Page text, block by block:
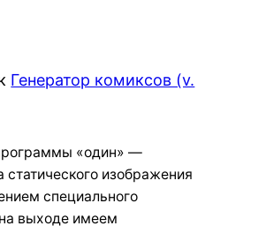
Генератор комиксов (v.
«один» —
статического изображения
специального
выходе имеем